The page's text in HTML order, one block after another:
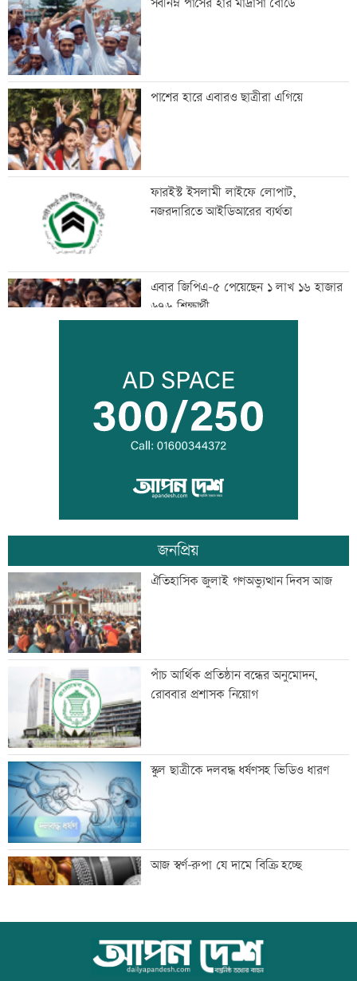
পাশের হারে এবারও ছাত্রীরা এগিয়ে
ফারইস্ট ইসলামী লাইফে লোপাট,
নজরদারিতে আইডিআরের ব্যর্থতা
এবার জিপিএ-৫ পেয়েছেন ১ লাখ ১৬ হাজার
৬৭৬ শিক্ষার্থী
এসএসসির ফল প্রকাশ: ৩১২ প্রতিষ্ঠানে কেউ
পাস করেনি
বিশ্ব সিংহ দিবস আজ
এসএসসির ফল প্রকাশ, পাসের হার ৬২.২৫
শতাংশ
দুপুরের মধ্যে বজ্রসহ বৃষ্টির আভাস
টেলিভিশনে আজকের যত খেলা
সপ্তাহের শুরুতেই বিশ্ববাজারে বাড়ল তেলের
দাম
সোমবার রাজধানীর যেসব দোকান-মার্কেট
বন্ধ
জনপ্রিয়
ঐতিহাসিক জুলাই গণঅভ্যুত্থান দিবস আজ
পাঁচ আর্থিক প্রতিষ্ঠান বন্ধের অনুমোদন,
রোববার প্রশাসক নিয়োগ
স্কুল ছাত্রীকে দলবদ্ধ ধর্ষণসহ ভিডিও ধারণ
আজ স্বর্ণ-রুপা যে দামে বিক্রি হচ্ছে
ইউএস-বাংলা এয়ারলাইন্সে নিয়োগ বিজ্ঞপ্তি